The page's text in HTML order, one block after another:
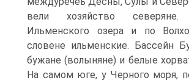
вели хозяйство
Ильменского озера и по
словене ильменские. Бассейн
бужане (волыняне) и белые
На самом юге, у Черного моря,